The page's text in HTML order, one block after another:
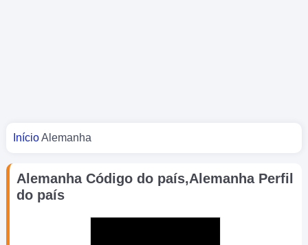
Você está aqui
InícioAlemanha
Alemanha Código do país,Alemanha Perfil
do país